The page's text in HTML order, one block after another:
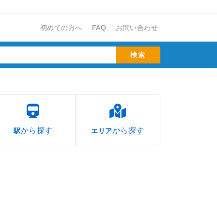
初めての方へ FAQ お問い合わせ
駅から探す エリアから探す